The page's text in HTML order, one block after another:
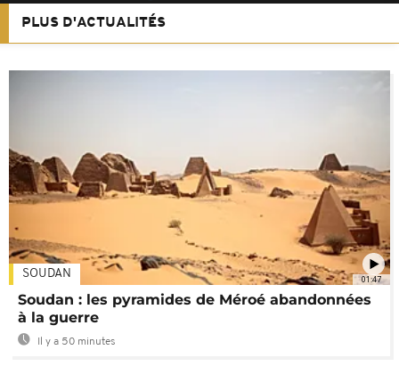
PLUS D'ACTUALITÉS
01:47
SOUDAN
Soudan : les pyramides de Méroé abandonnées
à la guerre
Il y a 50 minutes